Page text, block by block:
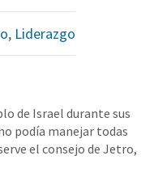
, Liderazgo
de Israel durante sus
podía manejar todas
el consejo de Jetro,